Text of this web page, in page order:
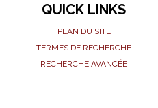
QUICK LINKS
PLAN DU SITE
TERMES DE RECHERCHE
RECHERCHE AVANCÉE